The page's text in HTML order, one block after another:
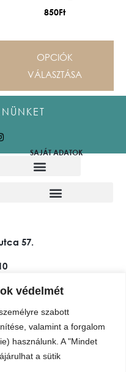
védelmét
szabott
valamint a forgalom
használunk. A "Mindet
a sütik
850Ft
OPCIÓK
VÁLASZTÁSA
SAJÁT ADATOK
57.